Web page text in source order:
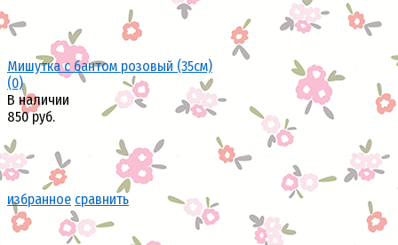
избранное сравнить
Мишутка с бантом розовый (35см)
(0)
В наличии
850 руб.